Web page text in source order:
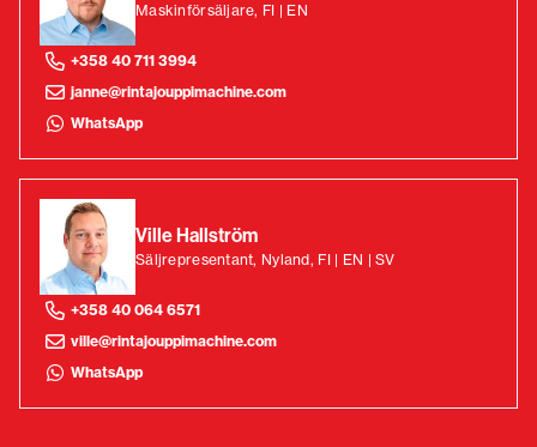
Maskinförsäljare, FI | EN
+358 40 711 3994
janne@rintajouppimachine.com
WhatsApp
Ville Hallström
Säljrepresentant, Nyland, FI | EN | SV
+358 40 064 6571
ville@rintajouppimachine.com
WhatsApp